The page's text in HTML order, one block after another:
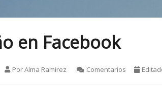
en Facebook
PorAlma Ramirez Comentarios